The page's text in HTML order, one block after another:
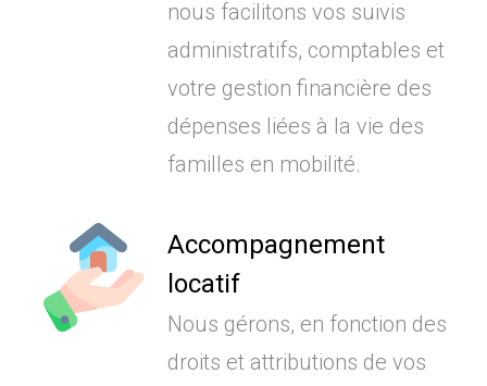
nous facilitons vos suivis
administratifs, comptables et
votre gestion financière des
dépenses liées à la vie des
familles en mobilité.
Accompagnement
locatif
Nous gérons, en fonction des
droits et attributions de vos